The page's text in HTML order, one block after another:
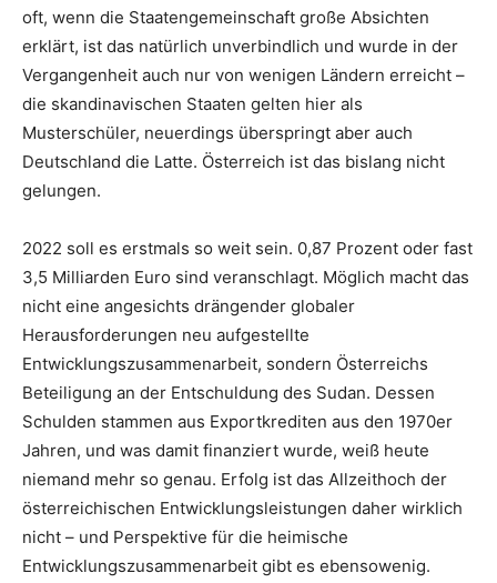
oft, wenn die Staatengemeinschaft große Absichten
erklärt, ist das natürlich unverbindlich und wurde in der
Vergangenheit auch nur von wenigen Ländern erreicht –
die skandinavischen Staaten gelten hier als
Musterschüler, neuerdings überspringt aber auch
Deutschland die Latte. Österreich ist das bislang nicht
gelungen.
2022 soll es erstmals so weit sein. 0,87 Prozent oder fast
3,5 Milliarden Euro sind veranschlagt. Möglich macht das
nicht eine angesichts drängender globaler
Herausforderungen neu aufgestellte
Entwicklungszusammenarbeit, sondern Österreichs
Beteiligung an der Entschuldung des Sudan. Dessen
Schulden stammen aus Exportkrediten aus den 1970er
Jahren, und was damit finanziert wurde, weiß heute
niemand mehr so genau. Erfolg ist das Allzeithoch der
österreichischen Entwicklungsleistungen daher wirklich
nicht – und Perspektive für die heimische
Entwicklungszusammenarbeit gibt es ebensowenig.